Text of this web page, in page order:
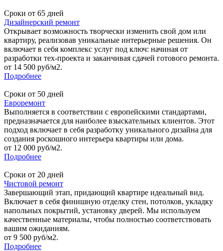
Сроки от 65 дней
Дизайнерский ремонт
Открывает возможность творчески изменить свой дом или
квартиру, реализовав уникальные интерьерные решения. Он
включает в себя комплекс услуг под ключ: начиная от
разработки тех-проекта и заканчивая сдачей готового ремонта.
от 14 500 руб/м2.
Подробнее
Сроки от 50 дней
Евроремонт
Выполняется в соответствии с европейскими стандартами,
предназначается для наиболее взыскательных клиентов. Этот
подход включает в себя разработку уникального дизайна для
создания роскошного интерьера квартиры или дома.
от 12 000 руб/м2.
Подробнее
Сроки от 20 дней
Чистовой ремонт
Завершающий этап, придающий квартире идеальный вид.
Включает в себя финишную отделку стен, потолков, укладку
напольных покрытий, установку дверей. Мы используем
качественные материалы, чтобы полностью соответствовать
вашим ожиданиям.
от 9 500 руб/м2.
Подробнее